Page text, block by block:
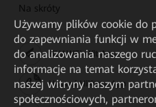
Na skróty
HUAWEI eKit App
Huawei HiKnow App
Używamy plików cookie do
do zapewniania funkcji w
do analizowania naszego
informacje na temat
naszej witryny naszym
społecznościowych,